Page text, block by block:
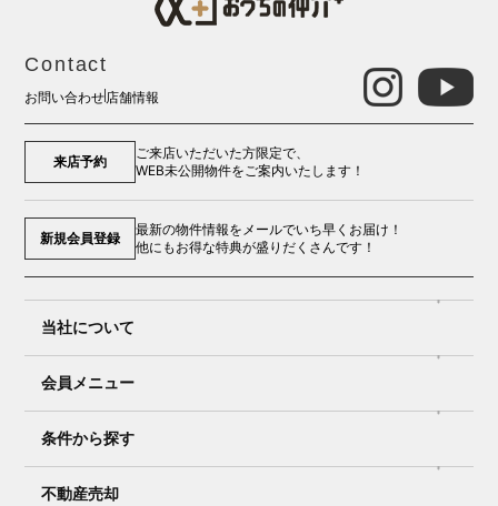
Contact
お問い合わせ 店舗情報
来店予約
ご来店いただいた方限定で、
WEB未公開物件をご案内いたします！
新規会員登録
最新の物件情報をメールでいち早くお届け！
他にもお得な特典が盛りだくさんです！
当社について
会員メニュー
条件から探す
不動産売却